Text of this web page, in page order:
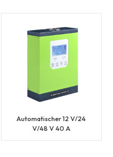
Automatischer 12 V/24
V/48 V 40 A